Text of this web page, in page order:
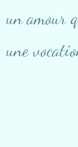
un amour
une